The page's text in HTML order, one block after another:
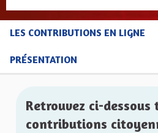
LES CONTRIBUTIONS EN LIGNE
PRÉSENTATION
Retrouvez ci-dessous
contributions